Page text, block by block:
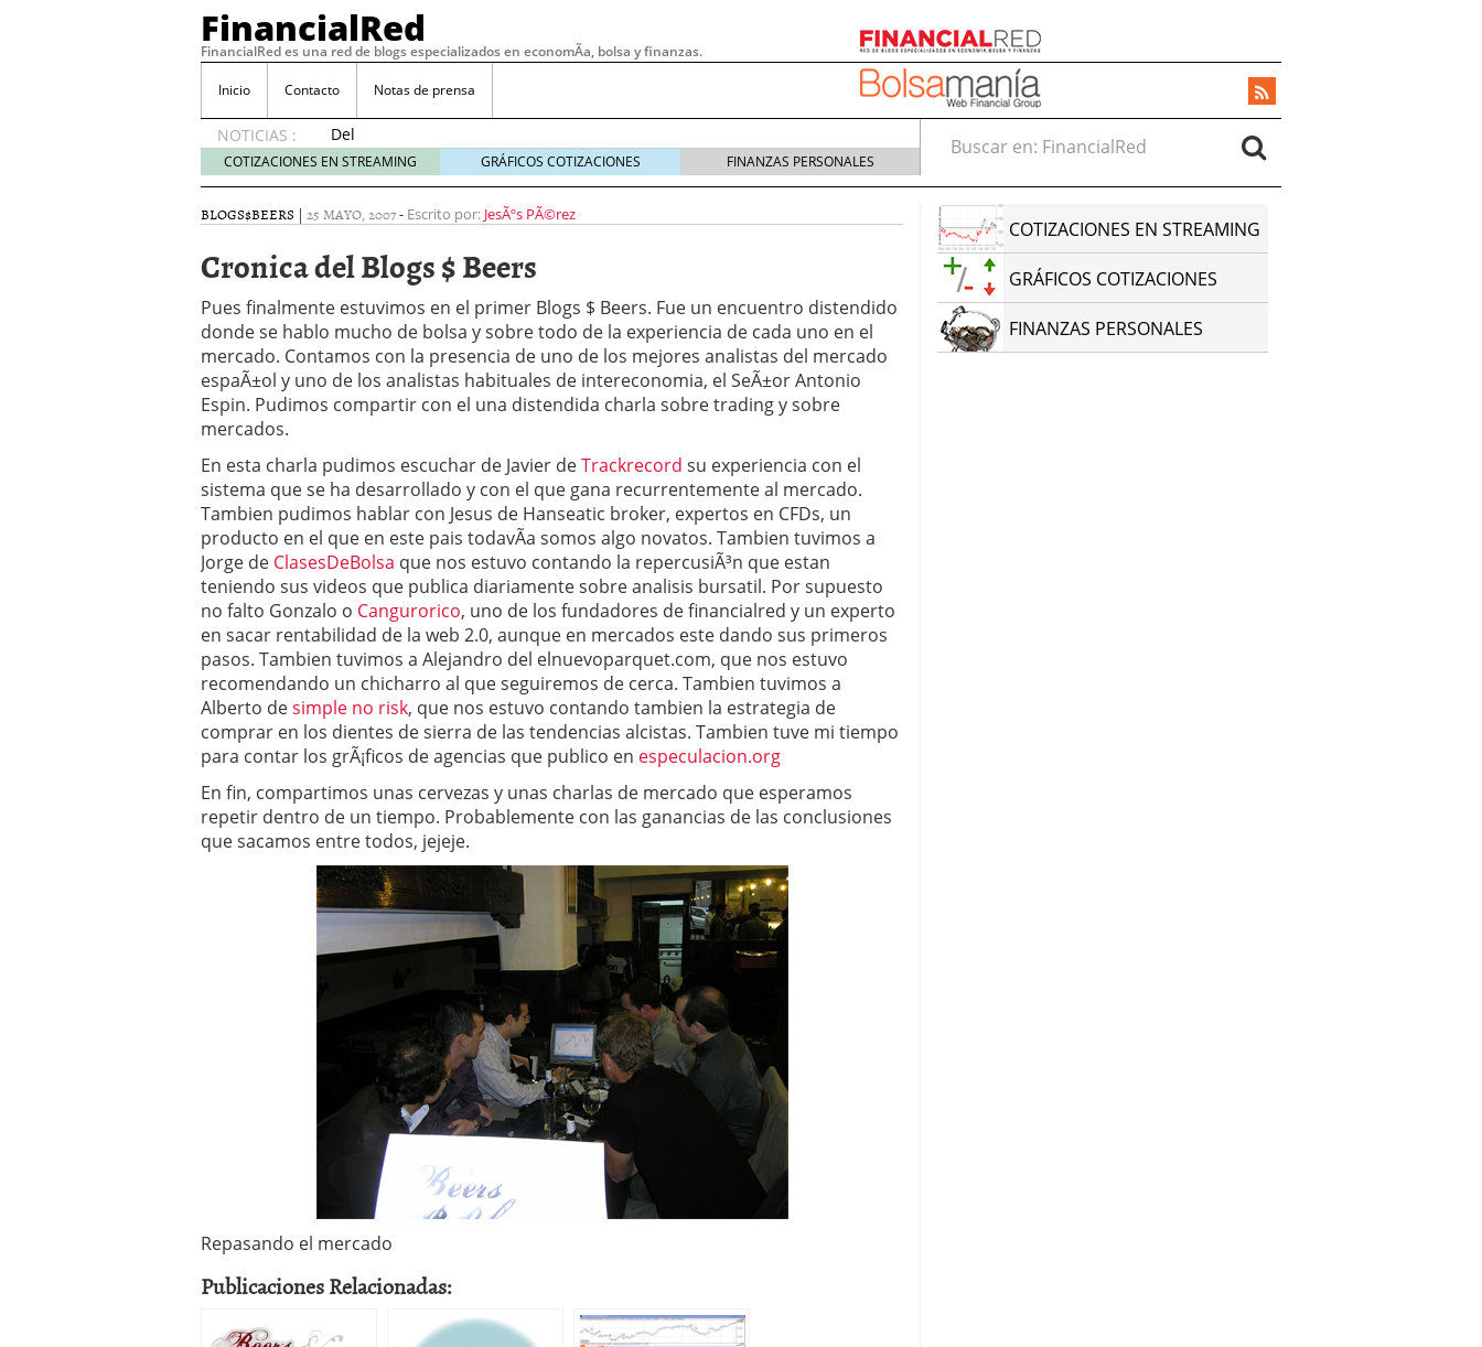
FinancialRed
FinancialRed es una red de blogs especializados en economÃ­a, bolsa y finanzas.
Inicio Contacto Notas de prensa
NOTICIAS :
Del
depósito
a la
cómo
cambiando
gestión
del
ahorro
en
España
05/08/2026
descubren cuando ya es demasiado tarde 20/07/2026
ReseÃ±a de SIFX: Lo Que Deben Saber los Traders Mexicanos Antes de
Operar 29/06/2026
Crear empresa online vs proceso tradicional: ventajas reales para pymes
29/05/2026
CÃ³mo afrontar una baja mÃ©dica cuando trabajas por cuenta propia
26/05/2026
COTIZACIONES EN STREAMING GRÁFICOS COTIZACIONES FINANZAS PERSONALES
Buscar en:
BLOGS$BEERS | 25 MAYO, 2007- Escrito por: JesÃºs PÃ©rez
Cronica del Blogs $ Beers
Pues finalmente estuvimos en el primer Blogs $ Beers. Fue un encuentro distendido
donde se hablo mucho de bolsa y sobre todo de la experiencia de cada uno en el
mercado. Contamos con la presencia de uno de los mejores analistas del mercado
espaÃ±ol y uno de los analistas habituales de intereconomia, el SeÃ±or Antonio
Espin. Pudimos compartir con el una distendida charla sobre trading y sobre
mercados.
En esta charla pudimos escuchar de Javier deTrackrecord su experiencia con el
sistema que se ha desarrollado y con el que gana recurrentemente al mercado.
Tambien pudimos hablar con Jesus de Hanseatic broker, expertos en CFDs, un
producto en el que en este pais todavÃ­a somos algo novatos. Tambien tuvimos a
Jorge de ClasesDeBolsa que nos estuvo contando la repercusiÃ³n que estan
teniendo sus videos que publica diariamente sobre analisis bursatil. Por supuesto
no falto Gonzalo o Cangurorico, uno de los fundadores de financialred y un experto
en sacar rentabilidad de la web 2.0, aunque en mercados este dando sus primeros
pasos. Tambien tuvimos a Alejandro del elnuevoparquet.com, que nos estuvo
recomendando un chicharro al que seguiremos de cerca. Tambien tuvimos a
Alberto desimple no risk, que nos estuvo contando tambien la estrategia de
comprar en los dientes de sierra de las tendencias alcistas. Tambien tuve mi tiempo
para contar los grÃ¡ficos de agencias que publico en especulacion.org
En fin, compartimos unas cervezas y unas charlas de mercado que esperamos
repetir dentro de un tiempo. Probablemente con las ganancias de las conclusiones
que sacamos entre todos, jejeje.
Repasando el mercado
Publicaciones Relacionadas:
COTIZACIONES EN STREAMING
GRÁFICOS COTIZACIONES
FINANZAS PERSONALES